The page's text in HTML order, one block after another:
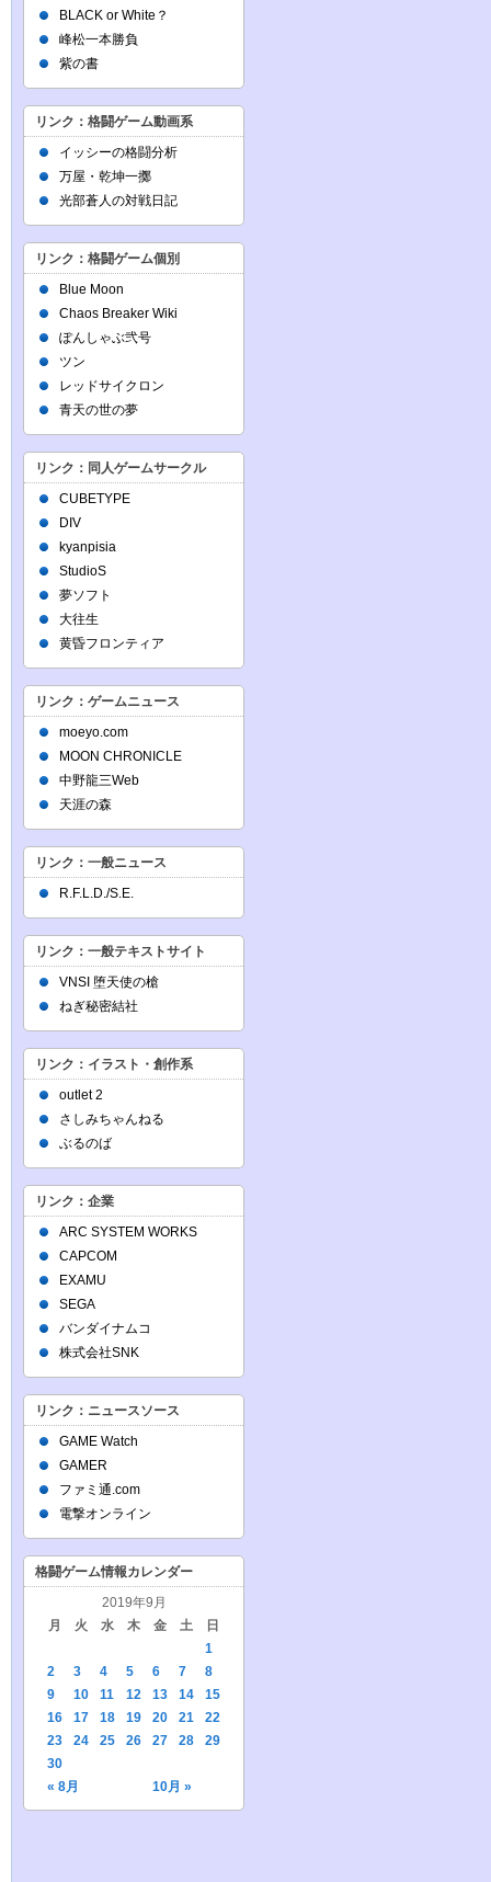
BLACK or White？
峰松一本勝負
紫の書
リンク：格闘ゲーム動画系
イッシーの格闘分析
万屋・乾坤一擲
光部蒼人の対戦日記
リンク：格闘ゲーム個別
Blue Moon
Chaos Breaker Wiki
ぽんしゃぶ弐号
ツン
レッドサイクロン
青天の世の夢
リンク：同人ゲームサークル
CUBETYPE
DIV
kyanpisia
StudioS
夢ソフト
大往生
黄昏フロンティア
リンク：ゲームニュース
moeyo.com
MOON CHRONICLE
中野龍三Web
天涯の森
リンク：一般ニュース
R.F.L.D./S.E.
リンク：一般テキストサイト
VNSI 堕天使の槍
ねぎ秘密結社
リンク：イラスト・創作系
outlet 2
さしみちゃんねる
ぶるのば
リンク：企業
ARC SYSTEM WORKS
CAPCOM
EXAMU
SEGA
バンダイナムコ
株式会社SNK
リンク：ニュースソース
GAME Watch
GAMER
ファミ通.com
電撃オンライン
格闘ゲーム情報カレンダー
2019年9月
月
火 水 木 金 土 日
« 8月 10月 »
1
2
3 4 5 6 7
8
9
10 11 12 13 14
15
16
17 18 19 20 21
22
23
24 25 26 27 28
29
30